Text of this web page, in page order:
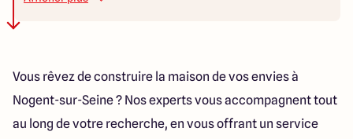
Vous rêvez de construire la maison de vos envies à
Nogent-sur-Seine ? Nos experts vous accompagnent tout
au long de votre recherche, en vous offrant un service